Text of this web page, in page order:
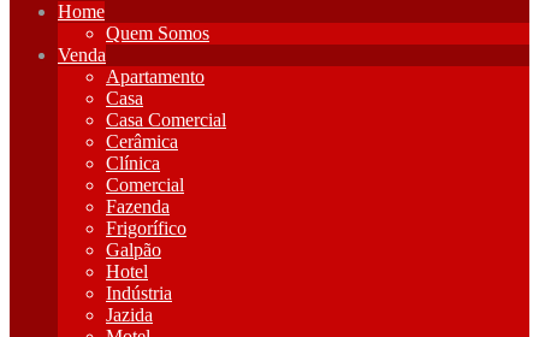
Home
Quem Somos
Venda
Apartamento
Casa
Casa Comercial
Cerâmica
Clínica
Comercial
Fazenda
Frigorífico
Galpão
Hotel
Indústria
Jazida